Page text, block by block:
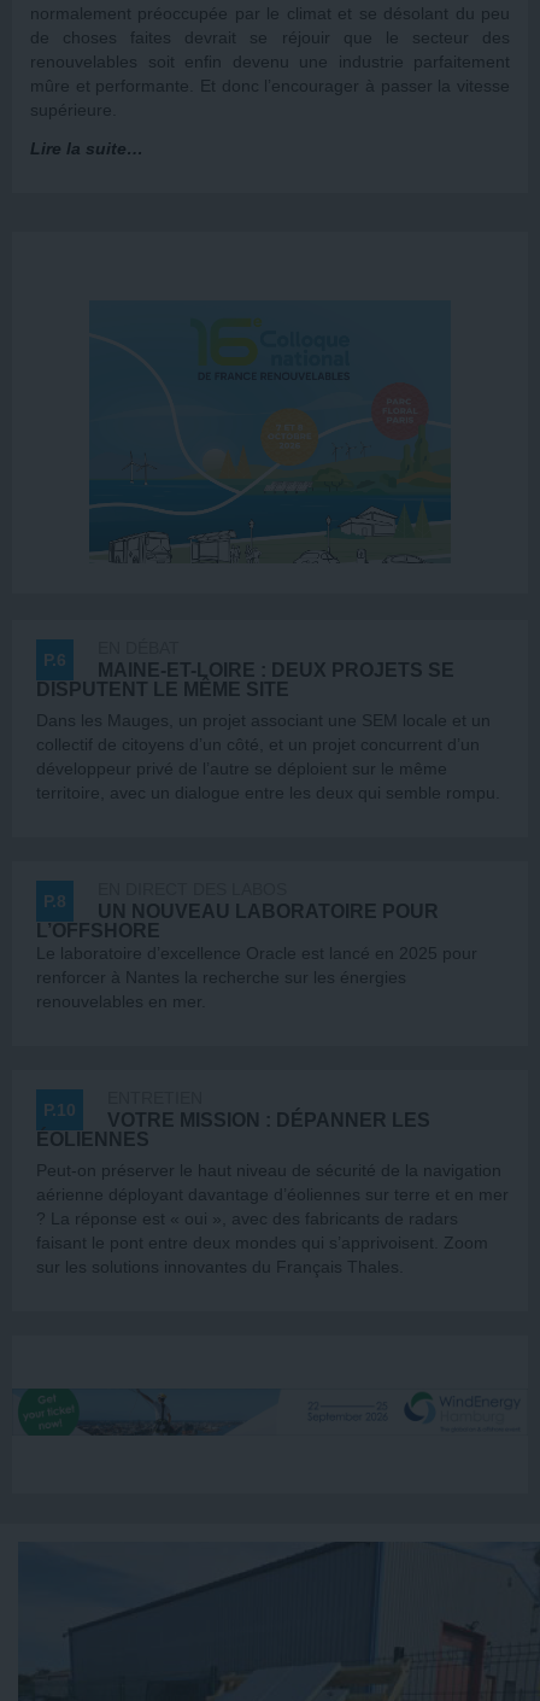
normalement préoccupée par le climat et se désolant du peu
de choses faites devrait se réjouir que le secteur des
renouvelables soit enfin devenu une industrie parfaitement
mûre et performante. Et donc l’encourager à passer la vitesse
supérieure.
Lire la suite…
P.6
MAINE-ET-LOIRE : DEUX PROJETS SE
DISPUTENT LE MÊME SITE
Dans les Mauges, un projet associant une SEM locale et un
collectif de citoyens d’un côté, et un projet concurrent d’un
développeur privé de l’autre se déploient sur le même
territoire, avec un dialogue entre les deux qui semble rompu.
P.8
UN NOUVEAU LABORATOIRE POUR
L’OFFSHORE
Le laboratoire d’excellence Oracle est lancé en 2025 pour
renforcer à Nantes la recherche sur les énergies
renouvelables en mer.
P.10
VOTRE MISSION : DÉPANNER LES
ÉOLIENNES
Peut-on préserver le haut niveau de sécurité de la navigation
aérienne déployant davantage d’éoliennes sur terre et en mer
? La réponse est « oui », avec des fabricants de radars
faisant le pont entre deux mondes qui s’apprivoisent. Zoom
sur les solutions innovantes du Français Thales.